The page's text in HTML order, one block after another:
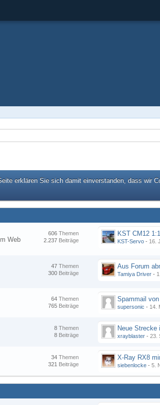
erklären Sie sich damit einverstanden, dass wir
Web
Themen
606
Beiträge
2.237
KST CM12
KST-Servo - 16.
Themen
47
Beiträge
300
Aus Forum
Tamiya Driver -
Themen
64
Beiträge
765 supersonic - 14.
Themen
8
Beiträge
8
Neue Strecke
xrayblaster - 23.
Themen
34
Beiträge
321 siebenlocke - 5.